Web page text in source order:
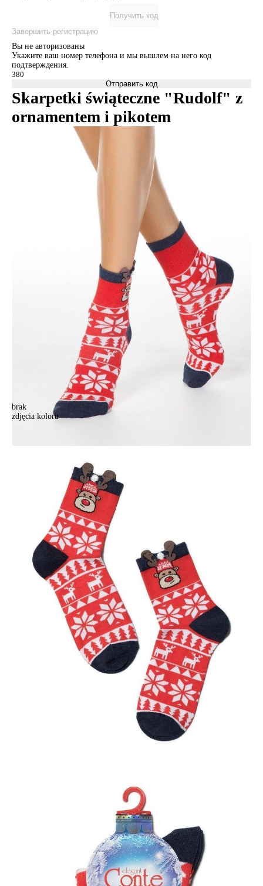
Получить код
Завершить регистрацию
Вы не авторизованы
Укажите ваш номер телефона и мы вышлем на него код
подтверждения.
Отправить код
Skarpetki świąteczne "Rudolf" z
ornamentem i pikotem
brak
zdjęcia koloru
Tabela rozmiarów
+
DODAJ DO KOSZYKA
Jak złożyć zamówienie
POWIADOM MNIE O DOSTĘPNOŚCI
ПОЛУЧИТЬ ПО EMAIL
darmowa od 99 zł
czas dostawy: 1-2 dni robocze
Paczkomaty InPost 24/7, darmowa od 50 zł
czas dostawy: 1-2 dni robocze
w sklepie Conte (Łodz)
pn.- czw. 8:00 - 16:00, pt. 8:00 - 14:00
Skarpetki staną się oryginalnym akcentem Twojego ubioru i
pierwotny kształt, nie zsuwają się ze stóp podczas noszenia i nie
pozostawiają czerwonych śladów po gumce.
bawełna 72%; poliamid 25%; elastan 2%; poliester 1%
EuroTrade Tex Sp z o.o.
91-341, Łódź, Polska